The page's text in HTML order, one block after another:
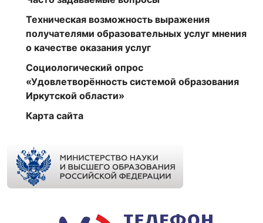
Техническая возможность выражения
получателями образовательных услуг мнения
о качестве оказания услуг
Социологический опрос
«Удовлетворённость системой образования
Иркутской области»
Карта сайта